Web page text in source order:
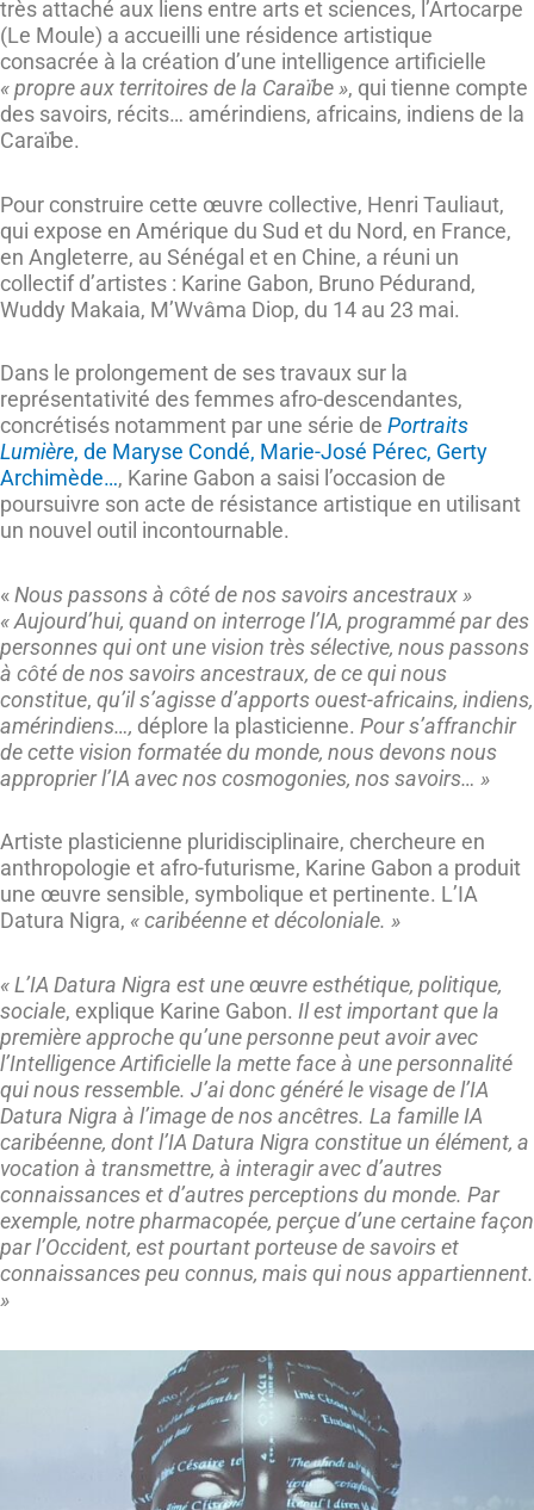
très attaché aux liens entre arts et sciences, l’Artocarpe
(Le Moule) a accueilli une résidence artistique
consacrée à la création d’une intelligence artificielle
« propre aux territoires de la Caraïbe », qui tienne compte
des savoirs, récits… amérindiens, africains, indiens de la
Caraïbe.
Pour construire cette œuvre collective, Henri Tauliaut,
qui expose en Amérique du Sud et du Nord, en France,
en Angleterre, au Sénégal et en Chine, a réuni un
collectif d’artistes : Karine Gabon, Bruno Pédurand,
Wuddy Makaia, M’Wvâma Diop, du 14 au 23 mai.
Dans le prolongement de ses travaux sur la
représentativité des femmes afro-descendantes,
concrétisés notamment par une série de Portraits
Lumière, de Maryse Condé, Marie-José Pérec, Gerty
Archimède…, Karine Gabon a saisi l’occasion de
poursuivre son acte de résistance artistique en utilisant
un nouvel outil incontournable.
«Nous passons à côté de nos savoirs ancestraux »
« Aujourd’hui, quand on interroge l’IA, programmé par des
personnes qui ont une vision très sélective, nous passons
à côté de nos savoirs ancestraux, de ce qui nous
constitue, qu’il s’agisse d’apports ouest-africains, indiens,
amérindiens…, déplore la plasticienne. Pour s’affranchir
de cette vision formatée du monde, nous devons nous
approprier l’IA avec nos cosmogonies, nos savoirs… »
Artiste plasticienne pluridisciplinaire, chercheure en
anthropologie et afro-futurisme, Karine Gabon a produit
une œuvre sensible, symbolique et pertinente. L’IA
Datura Nigra, « caribéenne et décoloniale. »
« L’IA Datura Nigra est une œuvre esthétique, politique,
sociale, explique Karine Gabon. Il est important que la
première approche qu’une personne peut avoir avec
l’Intelligence Artificielle la mette face à une personnalité
qui nous ressemble. J’ai donc généré le visage de l’IA
Datura Nigra à l’image de nos ancêtres. La famille IA
caribéenne, dont l’IA Datura Nigra constitue un élément, a
vocation à transmettre, à interagir avec d’autres
connaissances et d’autres perceptions du monde. Par
exemple, notre pharmacopée, perçue d’une certaine façon
par l’Occident, est pourtant porteuse de savoirs et
connaissances peu connus, mais qui nous appartiennent.
»